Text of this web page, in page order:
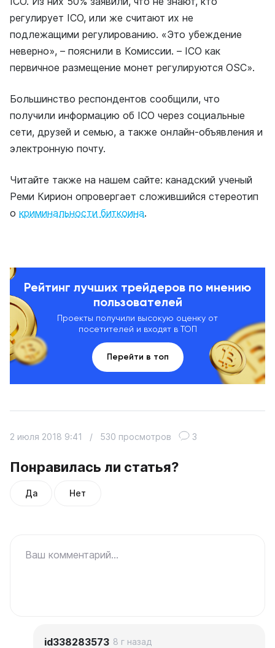
регулирует ICO, или же считают их не
подлежащими регулированию. «Это убеждение
неверно», – пояснили в Комиссии. – ICO как
первичное размещение монет регулируются OSC».
Большинство респондентов сообщили, что
получили информацию об ICO через социальные
сети, друзей и семью, а также онлайн-объявления и
электронную почту.
Читайте также на нашем сайте: канадский ученый
Реми Кирион опровергает сложившийся стереотип
о криминальности биткоина.
Рейтинг лучших трейдеров по мнению
пользователей
Проекты получили высокую оценку от
посетителей и входят в ТОП
Перейти в топ
Понравилась ли статья?
Да Нет
2 июля 2018 9:41 / 530 просмотров 3
Ваш комментарий...
id338283573 8 г назад